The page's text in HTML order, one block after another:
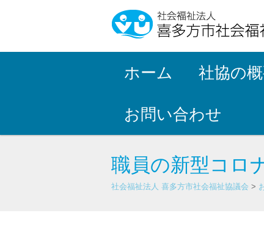
ホーム 社協の
お問い合わせ
職員の新型コロ
社会福祉法人 喜多方市社会福祉協議会 >